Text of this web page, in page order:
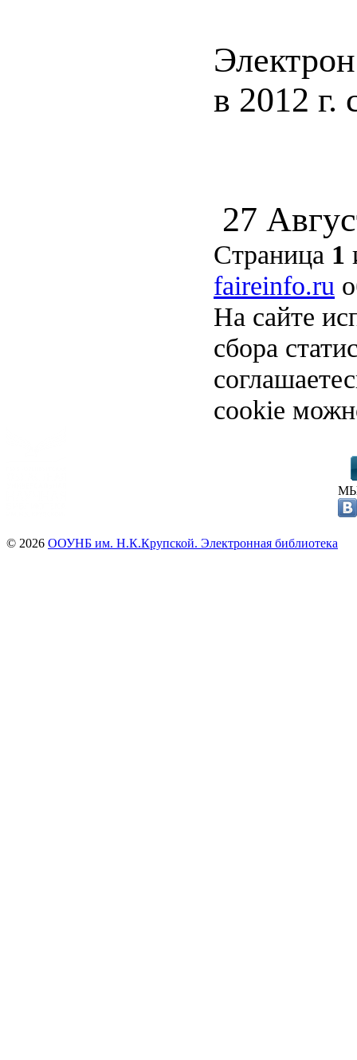
в 2012
27
Страница 1
faireinfo.ru
На сайте
сбора
cookie
© 2026 ООУНБ им. Н.К.Крупской. Электронная библиотека